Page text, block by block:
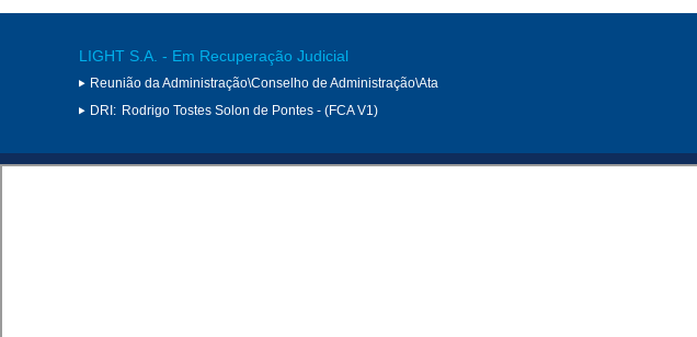
LIGHT S.A. - Em Recuperação Judicial
Reunião da Administração\Conselho de Administração\Ata
DRI: Rodrigo Tostes Solon de Pontes - (FCA V1)